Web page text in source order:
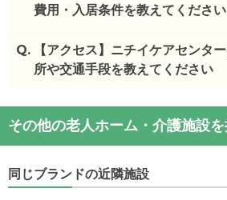
を確認できます。
ニチイケアセンター目黒本町 の口
・入居した場合の従業員の皆さん
だたし、施設は充...
ニチイケアセンター目黒本町のペ
費用・入居条件を教えてください
ニチイケアセンター目黒本町の入
次のとおりです。
・月額費用が16.3万円
・要介護度：要支援2、要介護1、
Q.
【アクセス】ニチイケアセンタ
所や交通手段を教えてください
ニチイケアセンター目黒本町の
・住所：東京都目黒区目黒本町2-
・最寄り駅：学芸大学駅0.6km
小山駅
1.4km西小山駅
その他の老人ホーム・介護施設
同じブランドの近隣施設